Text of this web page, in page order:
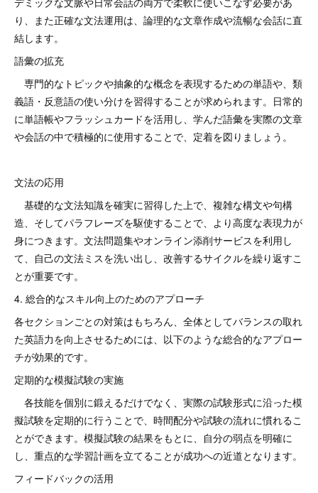
り、また正確な文法運用は、論理的な文章作成や流暢な会話に直
結します。
語彙の拡充
専門的なトピックや抽象的な概念を表現するための単語や、類
義語・反意語の使い分けを習得することが求められます。日常的
に単語帳やフラッシュカードを活用し、学んだ語彙を実際の文章
や会話の中で積極的に使用することで、定着を図りましょう。
文法の応用
基礎的な文法知識を確実に習得した上で、複雑な構文や句構
造、そしてパラフレーズを駆使することで、より高度な表現力が
身につきます。文法問題集やオンライン添削サービスを利用し
て、自己の文法ミスを洗い出し、改善するサイクルを繰り返すこ
とが重要です。
4. 総合的なスキル向上のためのアプローチ
各セクションごとの対策はもちろん、全体としてバランスの取れ
た英語力を向上させるためには、以下のような総合的なアプロー
チが効果的です。
定期的な模擬試験の実施
各技能を個別に鍛えるだけでなく、実際の試験形式に沿った模
擬試験を定期的に行うことで、時間配分や試験の流れに慣れるこ
とができます。模擬試験の結果をもとに、自分の弱点を明確に
し、重点的な学習計画を立てることが成功への近道となります。
フィードバックの活用